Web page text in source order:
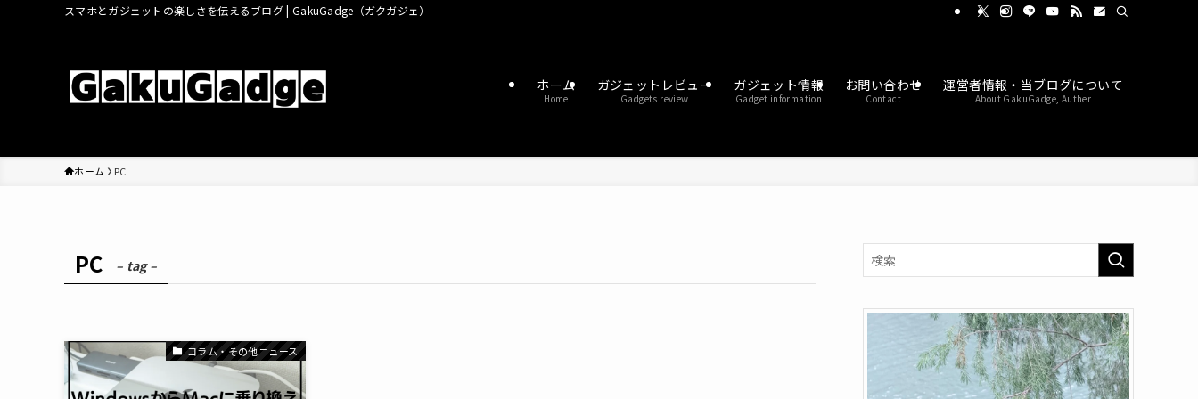
スマホとガジェットの楽しさを伝えるブログ | GakuGadge（ガクガジェ）
ホーム
Home
ガジェットレビュー
Gadgets review
ガジェット情報
Gadget information
お問い合わせ
Contact
運営者情報・当ブログについて
About GakuGadge, Auther
ホーム PC
PC – tag –
コラム・その他ニュース